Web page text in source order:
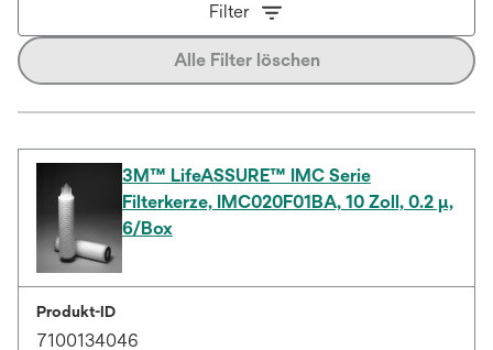
Filter
Alle Filter löschen
3M™ LifeASSURE™ IMC Serie
Filterkerze, IMC020F01BA, 10 Zoll, 0.2 μ,
6/Box
Produkt-ID
7100134046